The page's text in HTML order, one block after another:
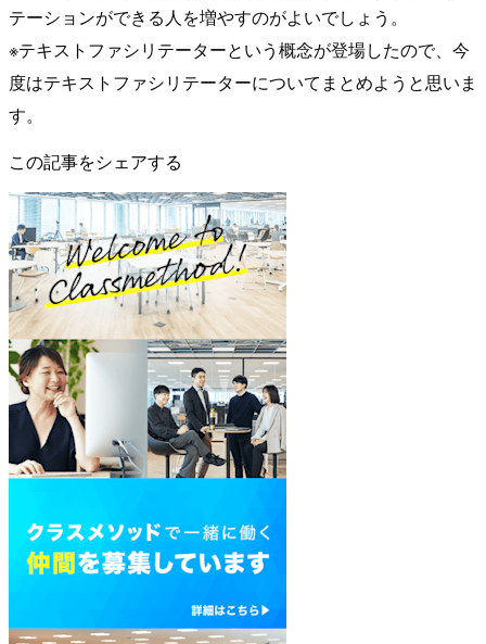
テーションができる人を増やすのがよいでしょう。
※テキストファシリテーターという概念が登場したので、今
度はテキストファシリテーターについてまとめようと思いま
す。
この記事をシェアする